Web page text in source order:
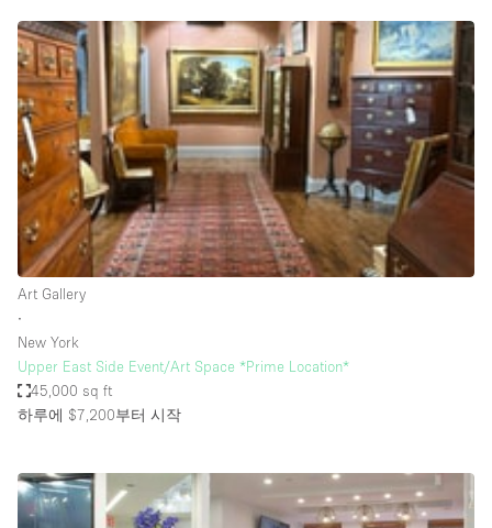
Boutique / Shop
Conference Room
Container
Creative Space
Event Space
Fair / Festival
Hall
Mall Shop
Mansion / House
Meeting Space
Other
Art Gallery
∙
New York
Upper East Side Event/Art Space *Prime Location*
45,000 sq ft
하루에 $7,200부터 시작